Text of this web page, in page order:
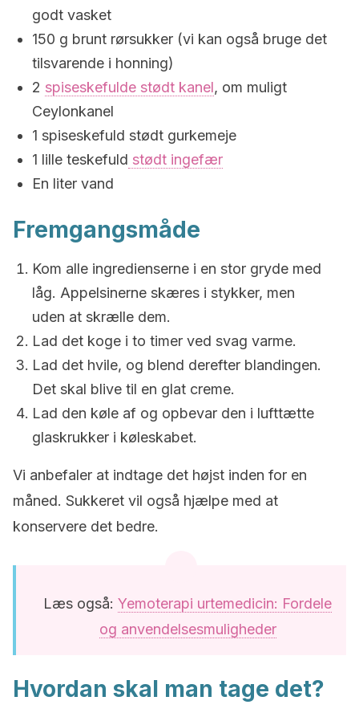
godt vasket
150 g brunt rørsukker (vi kan også bruge det
tilsvarende i honning)
2 spiseskefulde stødt kanel, om muligt
Ceylonkanel
1 spiseskefuld stødt gurkemeje
1 lille teskefuld stødt ingefær
En liter vand
Fremgangsmåde
Kom alle ingredienserne i en stor gryde med
låg. Appelsinerne skæres i stykker, men
uden at skrælle dem.
Lad det koge i to timer ved svag varme.
Lad det hvile, og blend derefter blandingen.
Det skal blive til en glat creme.
Lad den køle af og opbevar den i lufttætte
glaskrukker i køleskabet.
Vi anbefaler at indtage det højst inden for en
måned. Sukkeret vil også hjælpe med at
konservere det bedre.
Læs også: Yemoterapi urtemedicin: Fordele
og anvendelsesmuligheder
Hvordan skal man tage det?